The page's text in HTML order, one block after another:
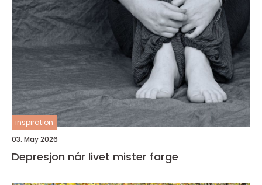
inspiration
03. May 2026
Depresjon når livet mister farge